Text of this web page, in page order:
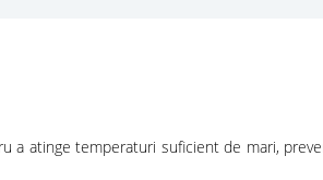
atinge temperaturi suficient de mari,